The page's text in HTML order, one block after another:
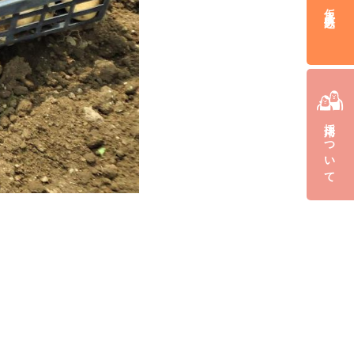
仮入居申込み
採用について